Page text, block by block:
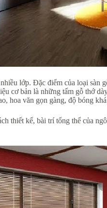
lớp. Đặc điểm của loại
cơ bản là những tấm gỗ thớ
hoa văn gọn gàng, độ bóng
thiết kế, bài trí tổng thể của